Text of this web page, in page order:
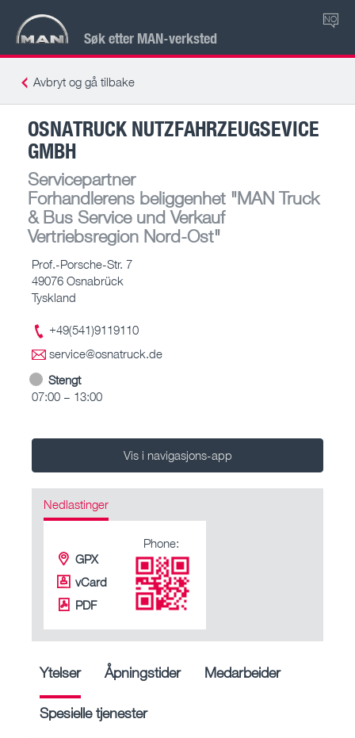
Søk etter MAN-verksted
NO
Avbryt og gå tilbake
OSNATRUCK NUTZFAHRZEUGSEVICE
GMBH
Servicepartner
Forhandlerens beliggenhet "MAN Truck
& Bus Service und Verkauf
Vertriebsregion Nord-Ost"
Prof.-Porsche-Str. 7
49076 Osnabrück
Tyskland
+49(541)9119110
service@osnatruck.de
Stengt
07:00 – 13:00
Vis i navigasjons-app
Nedlastinger
GPX
vCard
PDF
Phone:
Ytelser Åpningstider Medarbeider
Spesielle tjenester